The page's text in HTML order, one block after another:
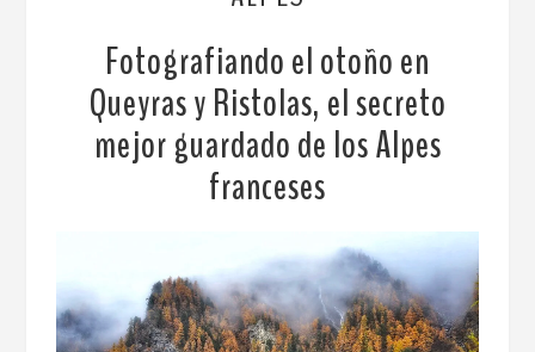
Fotografiando el otoño en
Queyras y Ristolas, el secreto
mejor guardado de los Alpes
franceses